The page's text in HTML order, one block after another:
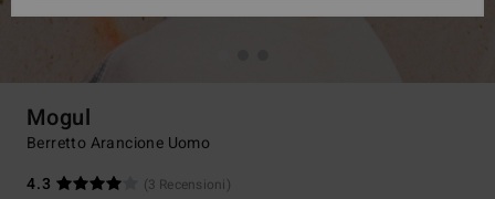
Mogul
Berretto Arancione Uomo
4.3
(3 Recensioni)